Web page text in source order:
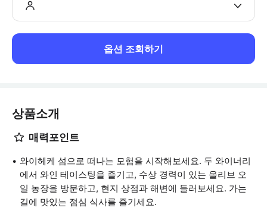
옵션 조회하기
상품소개
매력포인트
와이헤케 섬으로 떠나는 모험을 시작해보세요. 두 와이너리
에서 와인 테이스팅을 즐기고, 수상 경력이 있는 올리브 오
일 농장을 방문하고, 현지 상점과 해변에 들러보세요. 가는
길에 맛있는 점심 식사를 즐기세요.